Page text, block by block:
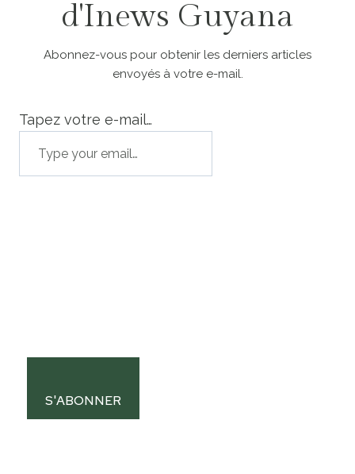
d'Inews Guyana
Abonnez-vous pour obtenir les derniers articles
envoyés à votre e-mail.
Tapez votre e-mail…
S'ABONNER